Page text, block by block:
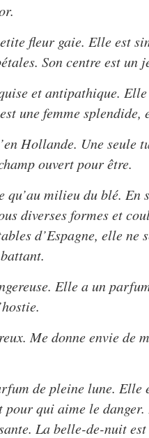
fleur gaie. Elle est
Son centre est un
et antipathique.
une femme
Hollande. Une seule
ouvert pour être.
qu’au milieu du blé.
diverses formes et
d’Espagne, elle ne
Elle a un
Me donne envie de
de pleine lune. Elle
pour qui aime le
La belle-de-nuit